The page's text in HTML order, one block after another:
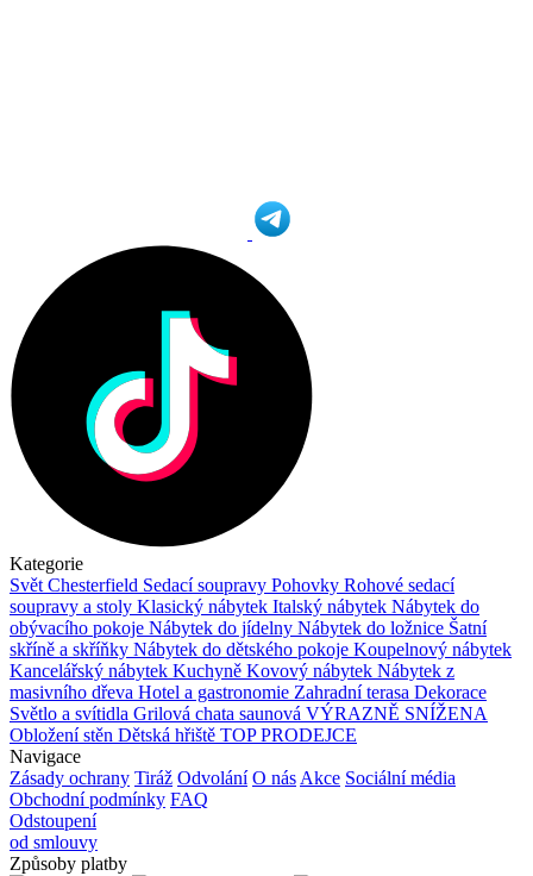
Kategorie
Svět Chesterfield Sedací soupravy Pohovky Rohové sedací
soupravy a stoly Klasický nábytek Italský nábytek Nábytek do
obývacího pokoje Nábytek do jídelny Nábytek do ložnice Šatní
skříně a skříňky Nábytek do dětského pokoje Koupelnový nábytek
Kancelářský nábytek Kuchyně Kovový nábytek Nábytek z
masivního dřeva Hotel a gastronomie Zahradní terasa Dekorace
Světlo a svítidla Grilová chata saunová VÝRAZNĚ SNÍŽENA
Obložení stěn Dětská hřiště TOP PRODEJCE
Navigace
Zásady ochrany Tiráž Odvolání O nás Akce Sociální média
Obchodní podmínky FAQ
Odstoupení
od smlouvy
Způsoby platby